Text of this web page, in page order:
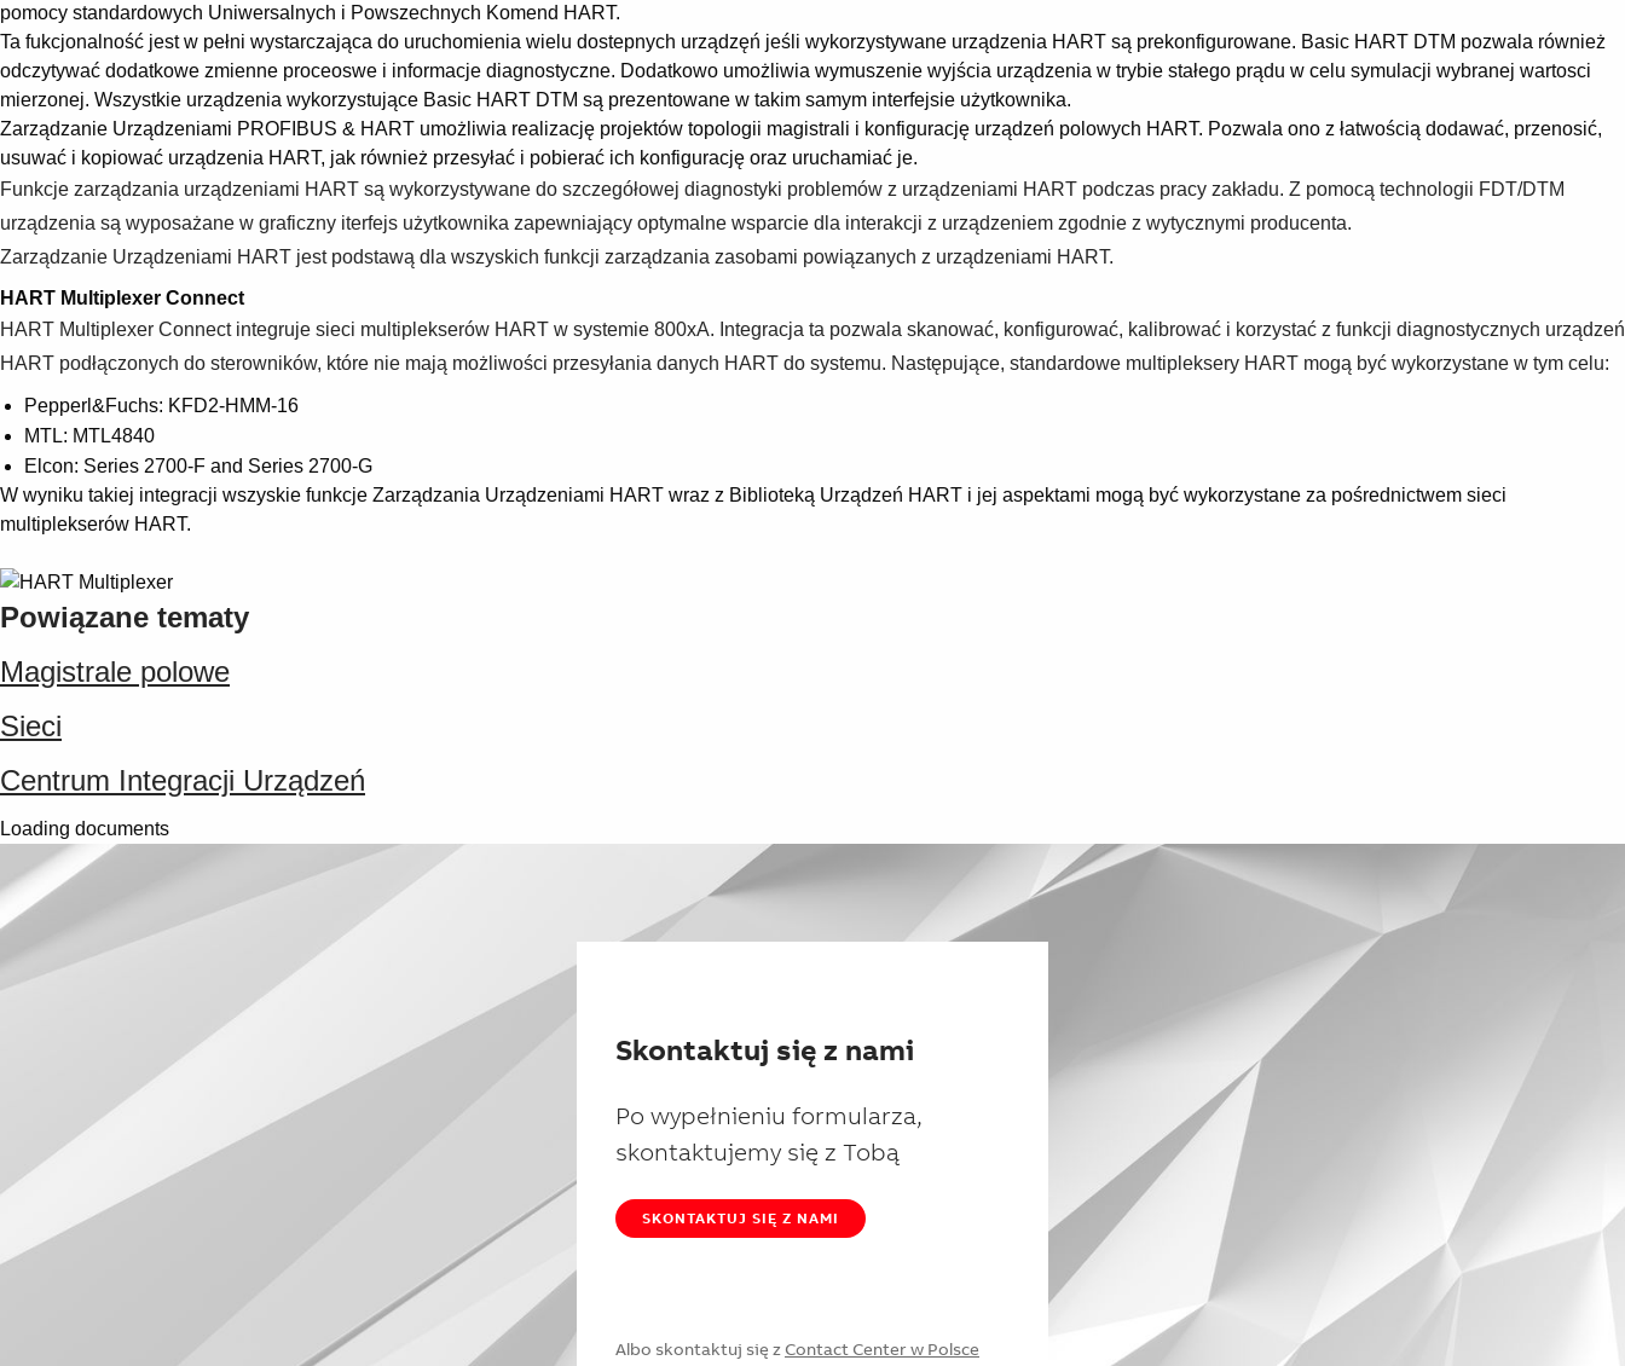
pomocy standardowych Uniwersalnych i Powszechnych Komend HART.
Ta fukcjonalność jest w pełni wystarczająca do uruchomienia wielu dostepnych urządzęń jeśli wykorzystywane urządzenia HART są prekonfigurowane. Basic HART DTM pozwala również
odczytywać dodatkowe zmienne proceoswe i informacje diagnostyczne. Dodatkowo umożliwia wymuszenie wyjścia urządzenia w trybie stałego prądu w celu symulacji wybranej wartosci
mierzonej. Wszystkie urządzenia wykorzystujące Basic HART DTM są prezentowane w takim samym interfejsie użytkownika.
Zarządzanie Urządzeniami PROFIBUS & HART umożliwia realizację projektów topologii magistrali i konfigurację urządzeń polowych HART. Pozwala ono z łatwością dodawać, przenosić,
usuwać i kopiować urządzenia HART, jak również przesyłać i pobierać ich konfigurację oraz uruchamiać je.
Funkcje zarządzania urządzeniami HART są wykorzystywane do szczegółowej diagnostyki problemów z urządzeniami HART podczas pracy zakładu. Z pomocą technologii FDT/DTM
urządzenia są wyposażane w graficzny iterfejs użytkownika zapewniający optymalne wsparcie dla interakcji z urządzeniem zgodnie z wytycznymi producenta.
Zarządzanie Urządzeniami HART jest podstawą dla wszyskich funkcji zarządzania zasobami powiązanych z urządzeniami HART.
HART Multiplexer Connect
HART Multiplexer Connect integruje sieci multiplekserów HART w systemie 800xA. Integracja ta pozwala skanować, konfigurować, kalibrować i korzystać z funkcji diagnostycznych urządzeń
HART podłączonych do sterowników, które nie mają możliwości przesyłania danych HART do systemu. Następujące, standardowe multipleksery HART mogą być wykorzystane w tym celu:
Pepperl&Fuchs: KFD2-HMM-16
MTL: MTL4840
Elcon: Series 2700-F and Series 2700-G
W wyniku takiej integracji wszyskie funkcje Zarządzania Urządzeniami HART wraz z Biblioteką Urządzeń HART i jej aspektami mogą być wykorzystane za pośrednictwem sieci
multiplekserów HART.
Powiązane tematy
Magistrale polowe
Sieci
Centrum Integracji Urządzeń
Loading documents
Skontaktuj się z nami
Po wypełnieniu formularza,
skontaktujemy się z Tobą
SKONTAKTUJ SIĘ Z NAMI
Albo skontaktuj się z Contact Center w Polsce